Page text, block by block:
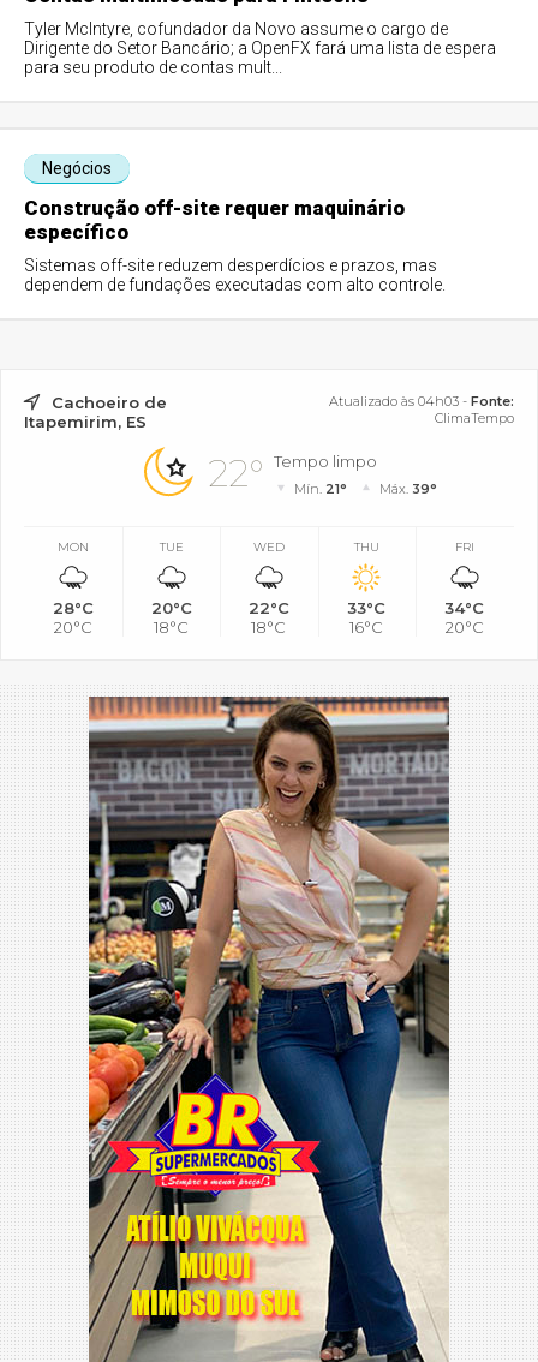
Tyler McIntyre, cofundador da Novo assume o cargo de
Dirigente do Setor Bancário; a OpenFX fará uma lista de espera
para seu produto de contas mult...
Negócios
Construção off-site requer maquinário
específico
Sistemas off-site reduzem desperdícios e prazos, mas
dependem de fundações executadas com alto controle.
Cachoeiro de
Itapemirim, ES
Atualizado às 04h03 - Fonte:
ClimaTempo
22° Tempo limpo
Mín. 21° Máx. 39°
MON
28°C
20°C
TUE
20°C
18°C
WED
22°C
18°C
THU
33°C
16°C
FRI
34°C
20°C